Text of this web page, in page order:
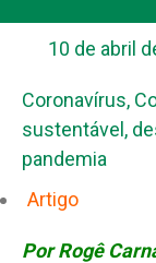
10 de abril
Coronavírus,
sustentável,
pandemia
Artigo
Por Rogê